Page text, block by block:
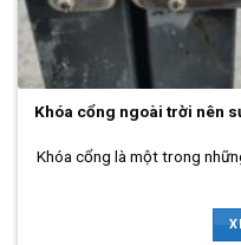
Khóa cổng ngoài trời nên
Khóa cổng là một trong